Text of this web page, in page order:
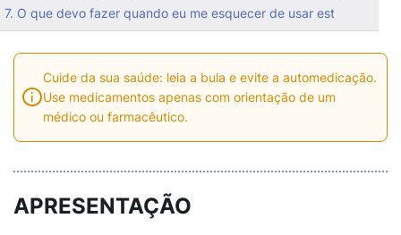
7. O que devo fazer quando eu me esquecer de usar este
Cuide da sua saúde: leia a bula e evite a automedicação.
Use medicamentos apenas com orientação de um
médico ou farmacêutico.
APRESENTAÇÃO